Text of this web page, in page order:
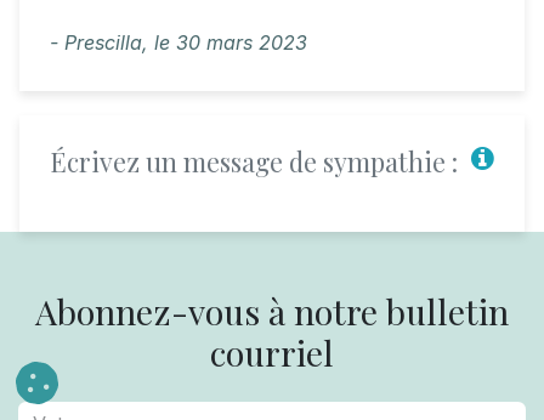
- Prescilla, le 30 mars 2023
Écrivez un message de sympathie :
Abonnez-vous à notre bulletin
courriel